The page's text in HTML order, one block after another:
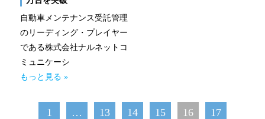
自動車メンテナンス受託管理
のリーディング・プレイヤー
である株式会社ナルネットコ
ミュニケーシ
もっと見る »
1 … 13 14 15 16 17